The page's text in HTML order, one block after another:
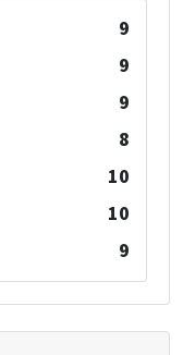
9
9
9
8
10
10
9